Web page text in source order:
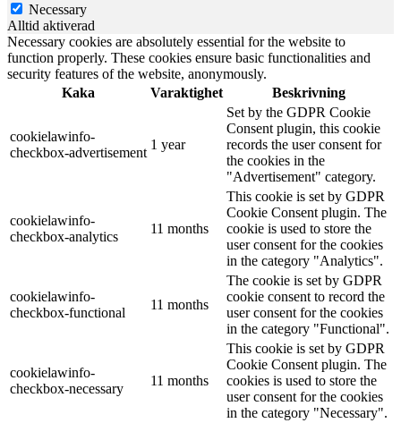
Necessary
Alltid aktiverad
Necessary cookies are absolutely essential for the website to
function properly. These cookies ensure basic functionalities and
security features of the website, anonymously.
Kaka
Varaktighet Beskrivning
cookielawinfo-
checkbox-advertisement
1 year
Set by the GDPR Cookie
Consent plugin, this cookie
records the user consent for
the cookies in the
"Advertisement" category.
cookielawinfo-
checkbox-analytics
11 months
This cookie is set by GDPR
Cookie Consent plugin. The
cookie is used to store the
user consent for the cookies
in the category "Analytics".
cookielawinfo-
checkbox-functional
11 months
The cookie is set by GDPR
cookie consent to record the
user consent for the cookies
in the category "Functional".
cookielawinfo-
checkbox-necessary
11 months
This cookie is set by GDPR
Cookie Consent plugin. The
cookies is used to store the
user consent for the cookies
in the category "Necessary".